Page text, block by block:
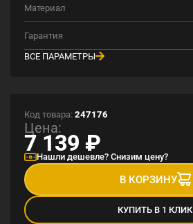
Материал
Гарантия
ВСЕ ПАРАМЕТРЫ
Код товара: 247176
Цена:
7 139 ₽
Нашли дешевле? Снизим цену?
В КОРЗИНУ
КУПИТЬ В 1 КЛИК